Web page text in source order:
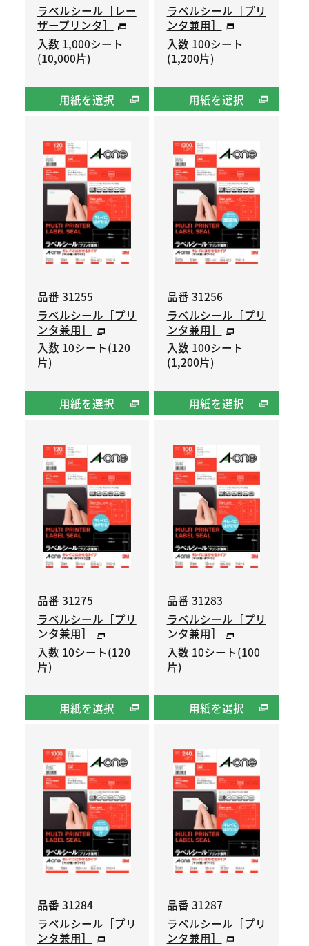
ラベルシール［レー
ザープリンタ］
入数 1,000シート
(10,000片)
用紙を選択
ラベルシール［プリ
ンタ兼用］
入数 100シート
(1,200片)
用紙を選択
品番 31255
ラベルシール［プリ
ンタ兼用］
入数 10シート(120
片)
用紙を選択
品番 31256
ラベルシール［プリ
ンタ兼用］
入数 100シート
(1,200片)
用紙を選択
品番 31275
ラベルシール［プリ
ンタ兼用］
入数 10シート(120
片)
用紙を選択
品番 31283
ラベルシール［プリ
ンタ兼用］
入数 10シート(100
片)
用紙を選択
品番 31284
ラベルシール［プリ
ンタ兼用］
品番 31287
ラベルシール［プリ
ンタ兼用］